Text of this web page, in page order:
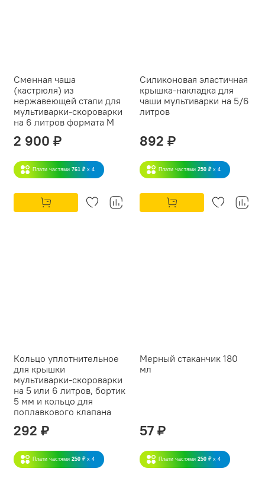
Сменная чаша
(кастрюля) из
нержавеющей стали для
мультиварки-скороварки
на 6 литров формата M
2 900 ₽
Плати частями 761 ₽ x 4
Силиконовая эластичная
крышка-накладка для
чаши мультиварки на 5/6
литров
892 ₽
Плати частями 250 ₽ x 4
Кольцо уплотнительное
для крышки
мультиварки-скороварки
на 5 или 6 литров, бортик
5 мм и кольцо для
поплавкового клапана
292 ₽
Плати частями 250 ₽ x 4
Мерный стаканчик 180
мл
57 ₽
Плати частями 250 ₽ x 4